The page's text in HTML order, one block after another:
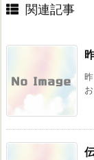
関連記事